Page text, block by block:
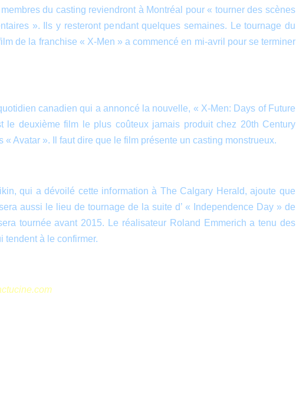
du casting reviendront à Montréal pour « tourner des scènes
». Ils y resteront pendant quelques semaines. Le tournage du
de la franchise « X-Men » a commencé en mi-avril pour se terminer
canadien qui a annoncé la nouvelle, « X-Men: Days of Future
le deuxième film le plus coûteux jamais produit chez 20th Century
« Avatar ». Il faut dire que le film présente un casting monstrueux.
qui a dévoilé cette information à The Calgary Herald, ajoute que
aussi le lieu de tournage de la suite d’ « Independence Day » de
tournée avant 2015. Le réalisateur Roland Emmerich a tenu des
tendent à le confirmer.